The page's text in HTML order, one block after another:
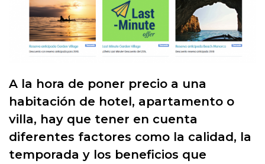
A la hora de poner precio a una
habitación de hotel, apartamento o
villa, hay que tener en cuenta
diferentes factores como la calidad, la
temporada y los beneficios que